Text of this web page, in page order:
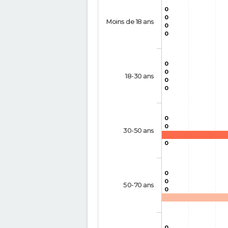
0
0
0
0
0
0
0
0
0
0
0
0
0
0
Moins de 18 ans
18-30 ans
30-50 ans
50-70 ans